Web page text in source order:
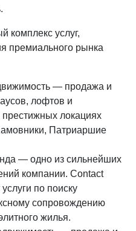
комплекс услуг,
премиального рынка
— продажа и
лофтов и
локациях
Патриаршие
— одно из сильнейших
компании. Contact
по поиску
сопровождению
жилья.